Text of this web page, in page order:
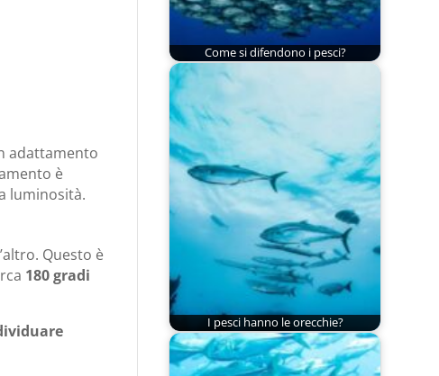
adattamento
è
luminosità.
Questo è
180 gradi
Come si difendono i pesci?
I pesci hanno le orecchie?